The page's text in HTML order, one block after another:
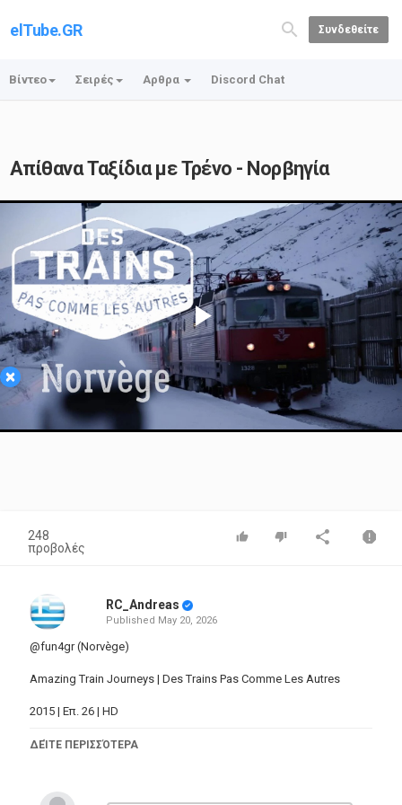
elTube.GR Συνδεθείτε
Βίντεο Σειρές Αρθρα Discord Chat
Απίθανα Ταξίδια με Τρένο - Νορβηγία
×
Play
Video
248
προβολές
RC_Andreas
Published May 20, 2026
@fun4gr (Norvège)
Amazing Train Journeys | Des Trains Pas Comme Les Autres
2015 | Επ. 26 | HD
Συνάντηση ανθρώπων κατά μήκος των διαδρομών και
Επιλέγοντας το τρένο ως μέσο ταξιδιού, επιλέγουμε να
ΔΕΊΤΕ ΠΕΡΙΣΣΌΤΕΡΑ